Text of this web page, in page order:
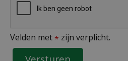
Velden met * zijn verplicht.